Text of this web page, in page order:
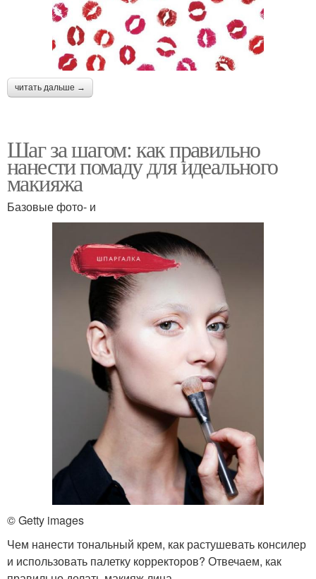
читать дальше →
Шаг за шагом: как правильно
нанести помаду для идеального
макияжа
Базовые фото- и
© Getty images
Чем нанести тональный крем, как растушевать консилер
и использовать палетку корректоров? Отвечаем, как